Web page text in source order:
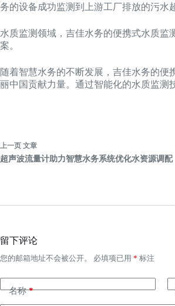
务的设备成功监测到上游工厂排放的污水
水质监测领域，吉佳水务的便携式水质
案。
随着智慧水务的不断发展，吉佳水务的
丽中国贡献力量。通过智能化的水质监测
上一页 文章
超声波流量计助力智慧水务系统优化水资源调配
留下评论
您的邮箱地址不会被公开。 必填项已用 * 标注
名称*